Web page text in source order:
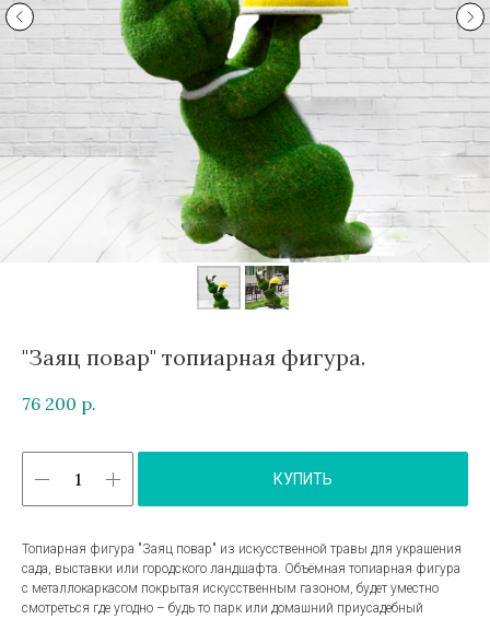
"Заяц повар" топиарная фигура.
76 200 р.
КУПИТЬ
Топиарная фигура "Заяц повар" из искусственной травы для украшения
сада, выставки или городского ландшафта. Объёмная топиарная фигура
с металлокаркасом покрытая искусственным газоном, будет уместно
смотреться где угодно – будь то парк или домашний приусадебный